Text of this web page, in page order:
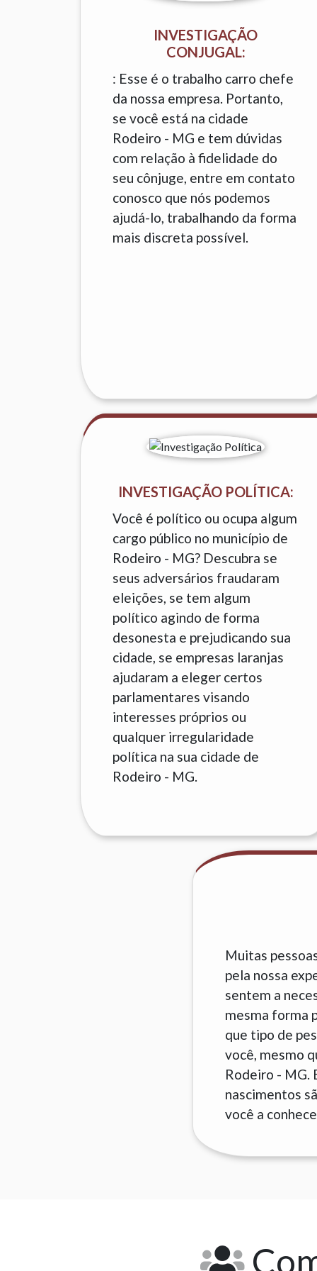
INVESTIGAÇÃO
CONJUGAL:
: Esse é o trabalho carro chefe
da nossa empresa. Portanto,
se você está na cidade
Rodeiro - MG e tem dúvidas
com relação à fidelidade do
seu cônjuge, entre em contato
conosco que nós podemos
ajudá-lo, trabalhando da forma
mais discreta possível.
INVESTIGAÇÃO POLÍTICA:
Você é político ou ocupa algum
cargo público no município de
Rodeiro - MG? Descubra se
seus adversários fraudaram
eleições, se tem algum
político agindo de forma
desonesta e prejudicando sua
cidade, se empresas laranjas
ajudaram a eleger certos
parlamentares visando
interesses próprios ou
qualquer irregularidade
política na sua cidade de
Rodeiro - MG.
Muitas
pela nossa
sentem a
mesma forma
que tipo de
você, mesmo
Rodeiro - MG.
nascimentos
você a